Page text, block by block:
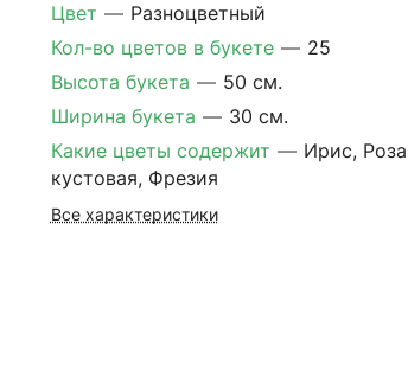
Цвет — Разноцветный
Кол-во цветов в букете — 25
Высота букета — 50 см.
Ширина букета — 30 см.
Какие цветы содержит — Ирис, Роза
кустовая, Фрезия
Все характеристики